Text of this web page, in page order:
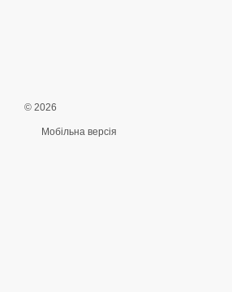
© 2026
Мобільна версія